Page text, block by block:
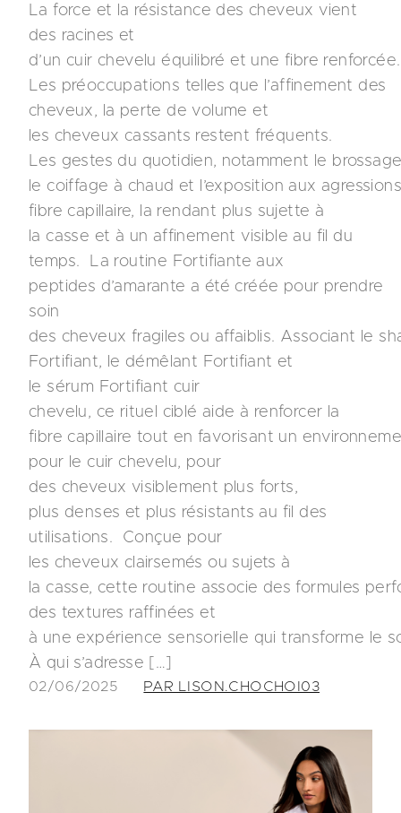
La force et la résistance des cheveux vient
des racines et
d’un cuir chevelu équilibré et une fibre
Les préoccupations telles que l’affinement des
cheveux, la perte de volume et
les cheveux cassants restent fréquents.
Les gestes du quotidien, notamment le
le coiffage à chaud et l’exposition aux
fibre capillaire, la rendant plus sujette à
la casse et à un affinement visible au fil du
temps. La routine Fortifiante aux
peptides d’amarante a été créée pour prendre
soin
des cheveux fragiles ou affaiblis. Associant le
Fortifiant, le démêlant Fortifiant et
le sérum Fortifiant cuir
chevelu, ce rituel ciblé aide à renforcer la
fibre capillaire tout en favorisant un
pour le cuir chevelu, pour
des cheveux visiblement plus forts,
plus denses et plus résistants au fil des
utilisations. Conçue pour
les cheveux clairsemés ou sujets à
la casse, cette routine associe des formules
des textures raffinées et
à une expérience sensorielle qui transforme le
À qui s’adresse […]
02/06/2025 PAR LISON.CHOCHOI03